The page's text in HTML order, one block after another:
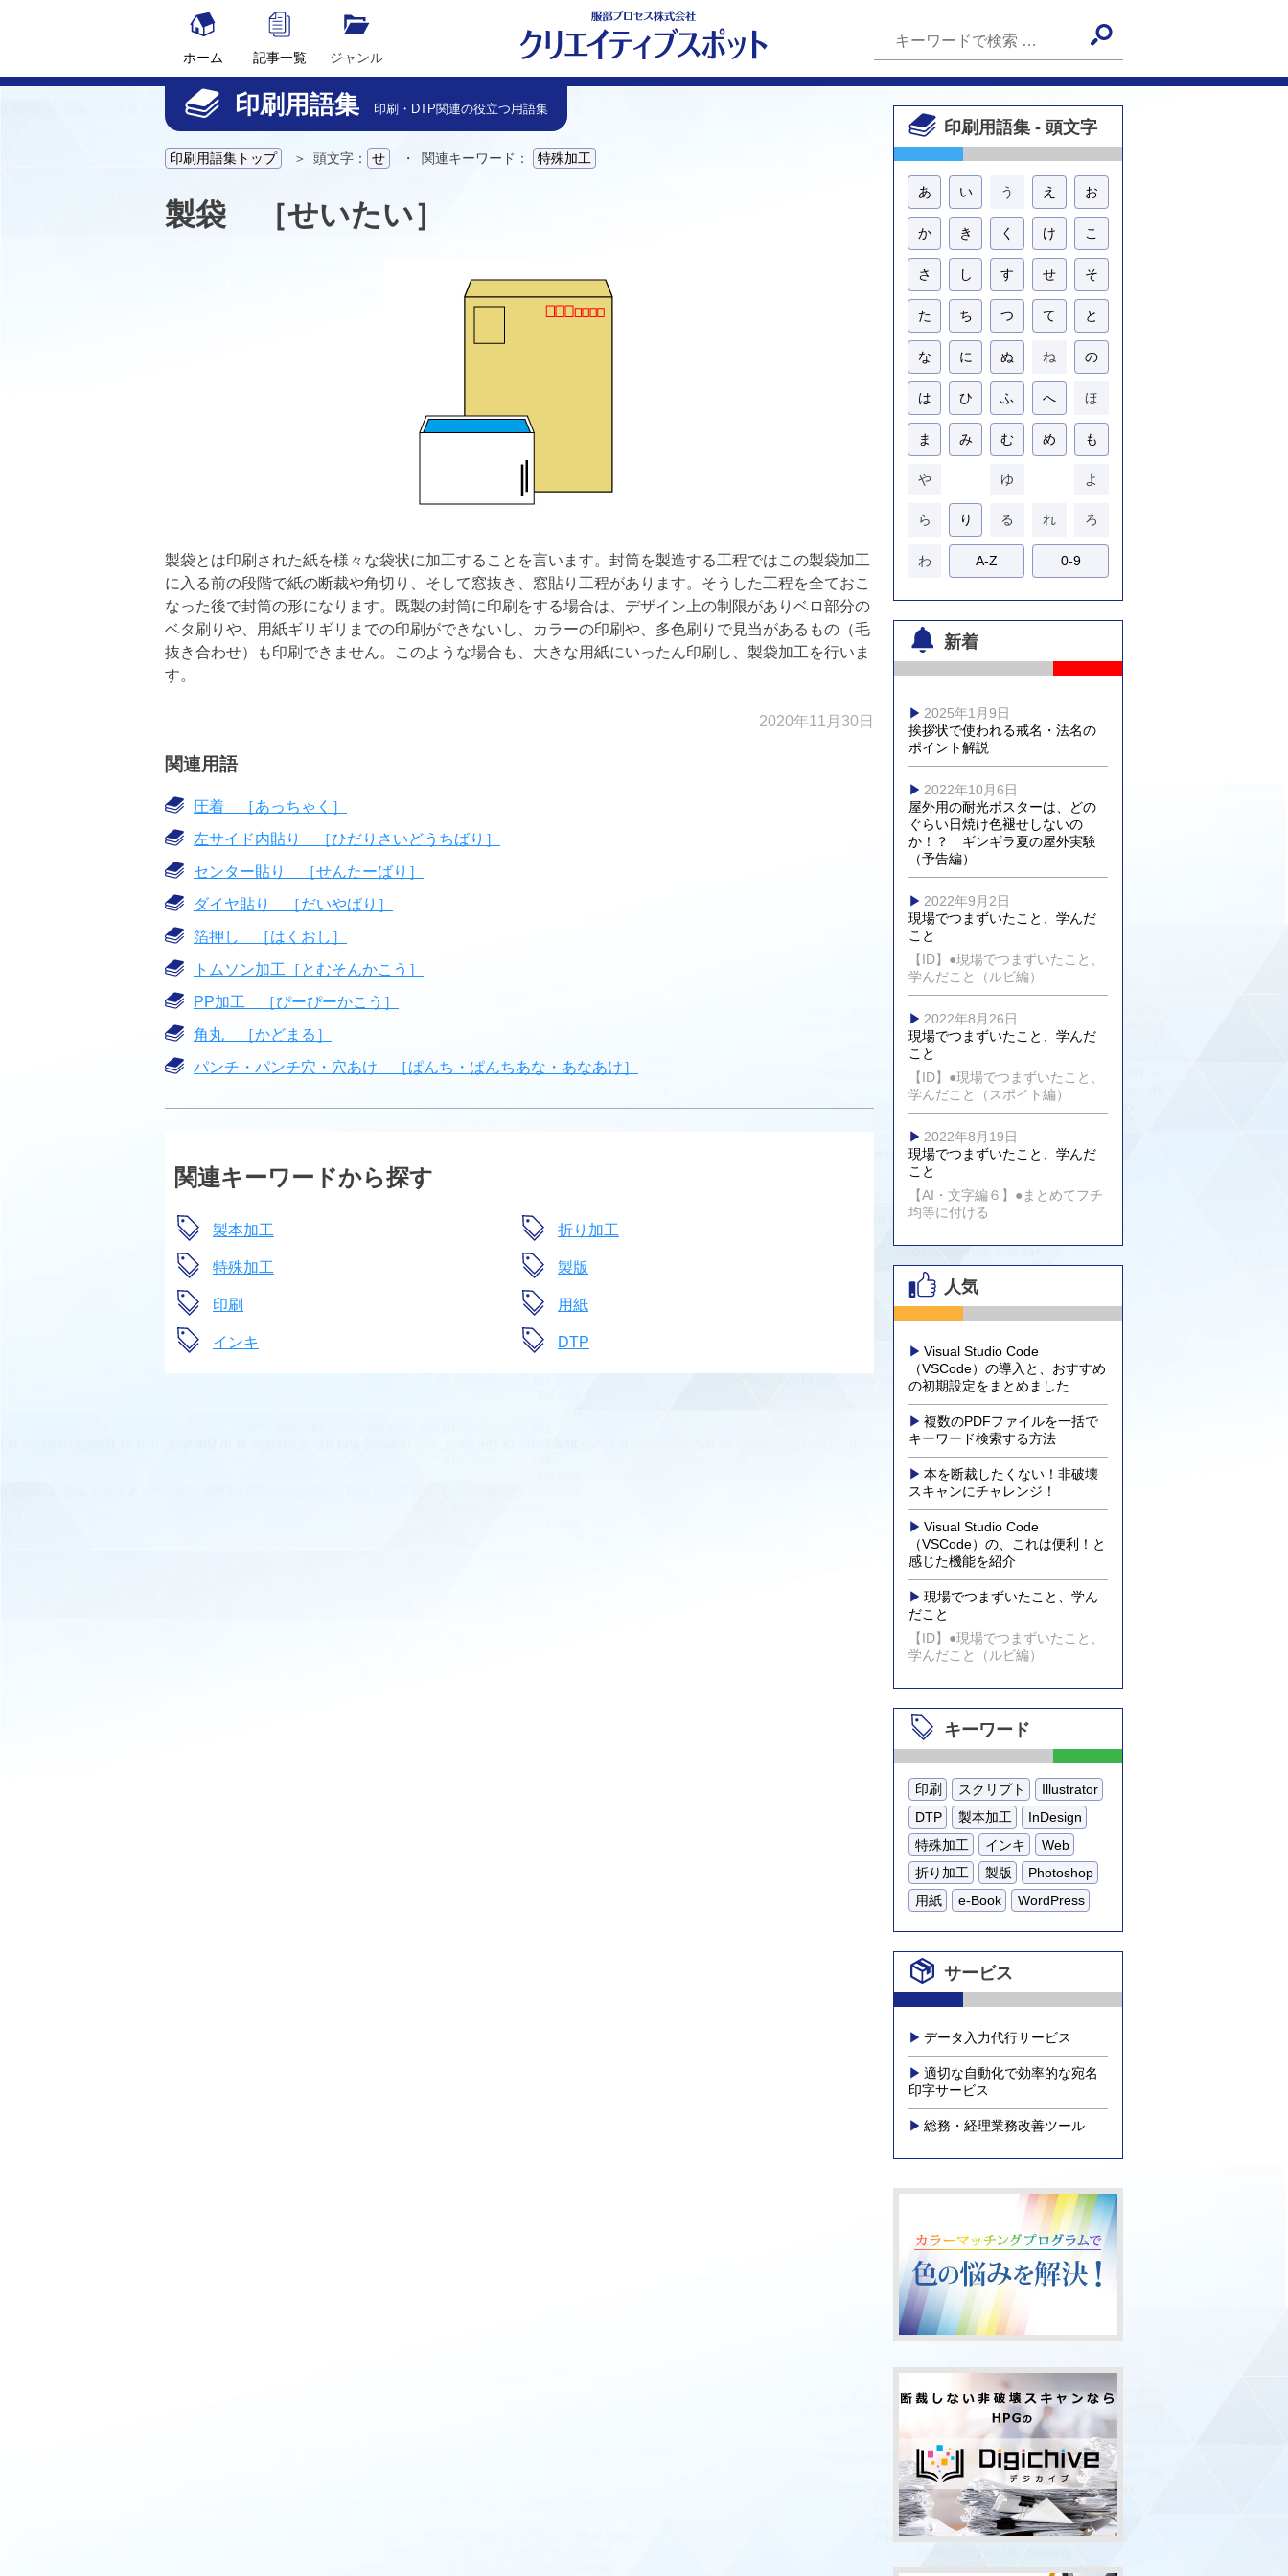
ホーム 記事一覧 ジャンル
印刷用語集 印刷・DTP関連の役立つ用語集
印刷用語集トップ ＞ 頭文字： せ ・ 関連キーワード： 特殊加工
製袋 ［せいたい］
製袋とは印刷された紙を様々な袋状に加工することを言います。封筒を製造する工程ではこの製袋加工
に入る前の段階で紙の断裁や角切り、そして窓抜き、窓貼り工程があります。そうした工程を全ておこ
なった後で封筒の形になります。既製の封筒に印刷をする場合は、デザイン上の制限がありベロ部分の
ベタ刷りや、用紙ギリギリまでの印刷ができないし、カラーの印刷や、多色刷りで見当があるもの（毛
抜き合わせ）も印刷できません。このような場合も、大きな用紙にいったん印刷し、製袋加工を行いま
す。
2020年11月30日
関連用語
圧着 ［あっちゃく］
左サイド内貼り ［ひだりさいどうちばり］
センター貼り ［せんたーばり］
ダイヤ貼り ［だいやばり］
箔押し ［はくおし］
トムソン加工［とむそんかこう］
PP加工 ［ぴーぴーかこう］
角丸 ［かどまる］
パンチ・パンチ穴・穴あけ ［ぱんち・ぱんちあな・あなあけ］
関連キーワードから探す
製本加工 折り加工
特殊加工 製版
印刷 用紙
インキ DTP
印刷用語集 - 頭文字
あ い う え お
か き く け こ
さ し す せ そ
た ち つ て と
な に ぬ ね の
は ひ ふ へ ほ
ま み む め も
や ゆ よ
ら り る れ ろ
わ A-Z 0-9
新着
2025年1月9日
挨拶状で使われる戒名・法名の
ポイント解説
2022年10月6日
屋外用の耐光ポスターは、どの
ぐらい日焼け色褪せしないの
か！？ ギンギラ夏の屋外実験
（予告編）
2022年9月2日
現場でつまずいたこと、学んだ
こと
【ID】●現場でつまずいたこと、
学んだこと（ルビ編）
2022年8月26日
現場でつまずいたこと、学んだ
こと
【ID】●現場でつまずいたこと、
学んだこと（スポイト編）
2022年8月19日
現場でつまずいたこと、学んだ
こと
【AI・文字編６】●まとめてフチ
均等に付ける
人気
Visual Studio Code
（VSCode）の導入と、おすすめ
の初期設定をまとめました
複数のPDFファイルを一括で
キーワード検索する方法
本を断裁したくない！非破壊
スキャンにチャレンジ！
Visual Studio Code
（VSCode）の、これは便利！と
感じた機能を紹介
現場でつまずいたこと、学ん
だこと
【ID】●現場でつまずいたこと、
学んだこと（ルビ編）
キーワード
印刷 スクリプト
Illustrator
DTP
製本加工
InDesign
特殊加工
インキ
Web
折り加工
製版
Photoshop
用紙
e-Book WordPress
サービス
データ入力代行サービス
適切な自動化で効率的な宛名
印字サービス
総務・経理業務改善ツール